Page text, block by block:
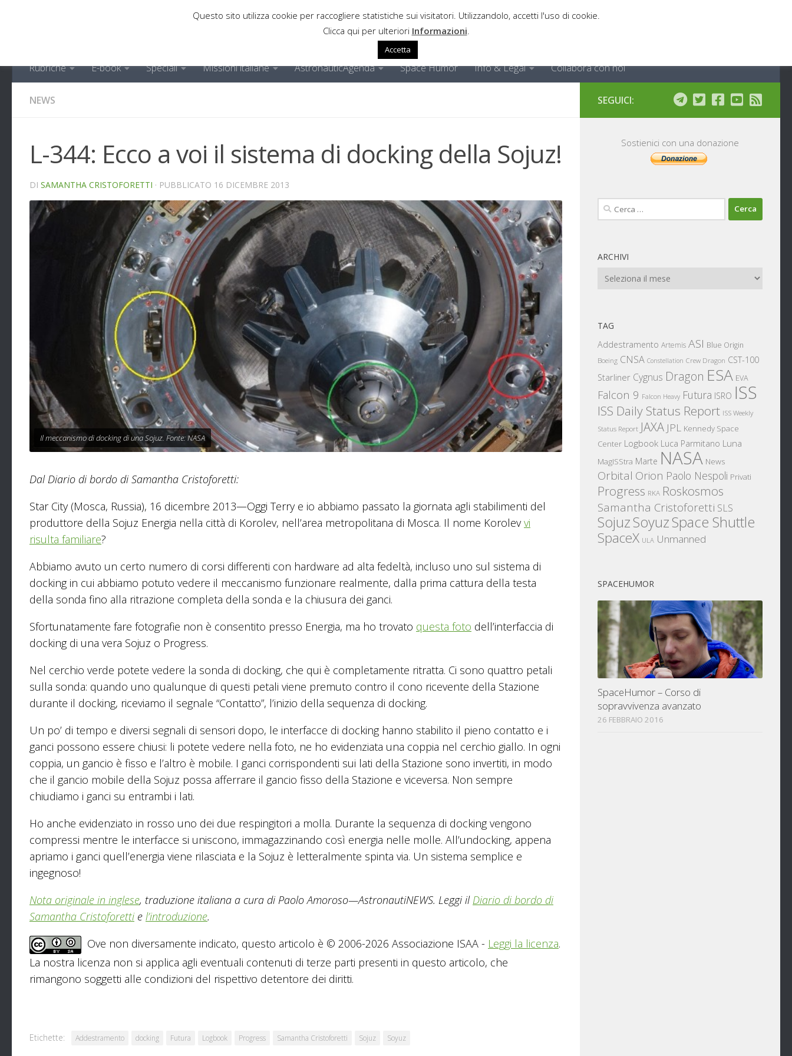
Rubriche E-book Speciali Missioni italiane AstronauticAgenda Space Humor Info & Legal Collabora con noi
NEWS
L-344: Ecco a voi il sistema di docking della Sojuz!
DI SAMANTHA CRISTOFORETTI · PUBBLICATO 16 DICEMBRE 2013
Il meccanismo di docking di una Sojuz. Fonte: NASA
Dal Diario di bordo di Samantha Cristoforetti:
Star City (Mosca, Russia), 16 dicembre 2013—Oggi Terry e io abbiamo passato la giornata agli stabilimenti del
produttore della Sojuz Energia nella città di Korolev, nell’area metropolitana di Mosca. Il nome Korolevvi
risulta familiare?
Abbiamo avuto un certo numero di corsi differenti con hardware ad alta fedeltà, incluso uno sul sistema di
docking in cui abbiamo potuto vedere il meccanismo funzionare realmente, dalla prima cattura della testa
della sonda fino alla ritrazione completa della sonda e la chiusura dei ganci.
Sfortunatamente fare fotografie non è consentito presso Energia, ma ho trovato questa foto dell’interfaccia di
docking di una vera Sojuz o Progress.
Nel cerchio verde potete vedere la sonda di docking, che qui è completamente ritratta. Ci sono quattro petali
sulla sonda: quando uno qualunque di questi petali viene premuto contro il cono ricevente della Stazione
durante il docking, riceviamo il segnale “Contatto”, l’inizio della sequenza di docking.
Un po’ di tempo e diversi segnali di sensori dopo, le interfacce di docking hanno stabilito il pieno contatto e i
ganci possono essere chiusi: li potete vedere nella foto, ne ho evidenziata una coppia nel cerchio giallo. In ogni
coppia, un gancio è fisso e l’altro è mobile. I ganci corrispondenti sui lati della Stazione sono invertiti, in modo
che il gancio mobile della Sojuz possa afferrare il gancio fisso della Stazione e viceversa. Non sempre
chiudiamo i ganci su entrambi i lati.
Ho anche evidenziato in rosso uno dei due respingitori a molla. Durante la sequenza di docking vengono
compressi mentre le interfacce si uniscono, immagazzinando così energia nelle molle. All’undocking, appena
apriamo i ganci quell’energia viene rilasciata e la Sojuz è letteralmente spinta via. Un sistema semplice e
ingegnoso!
Nota originale in inglese, traduzione italiana a cura di Paolo Amoroso—AstronautiNEWS. Leggi il Diario di bordo di
Samantha Cristoforettie l’introduzione.
Ove non diversamente indicato, questo articolo è © 2006-2026 Associazione ISAA - Leggi la licenza.
La nostra licenza non si applica agli eventuali contenuti di terze parti presenti in questo articolo, che
rimangono soggetti alle condizioni del rispettivo detentore dei diritti.
Etichette: Addestramento docking Futura Logbook Progress Samantha Cristoforetti Sojuz Soyuz
SEGUICI:
Sostienici con una donazione
Ricerca
per:
ARCHIVI
Archivi
TAG
Addestramento Artemis ASI Blue Origin
Boeing CNSA Constellation Crew Dragon CST-100
Starliner Cygnus Dragon ESA EVA
Falcon 9 Falcon Heavy Futura ISRO ISS
ISS Daily Status Report ISS Weekly
Status Report JAXA JPL Kennedy Space
Center Logbook Luca Parmitano Luna
MagISStra Marte NASA News
Orbital Orion Paolo Nespoli Privati
Progress RKA Roskosmos
Samantha Cristoforetti SLS
SojuzSoyuzSpace Shuttle
SpaceX ULA Unmanned
SPACEHUMOR
SpaceHumor – Corso di
sopravvivenza avanzato
26 FEBBRAIO 2016
Questo sito utilizza cookie per raccogliere statistiche sui visitatori. Utilizzandolo, accetti l'uso di cookie.
Clicca qui per ulteriori Informazioni
Accetta